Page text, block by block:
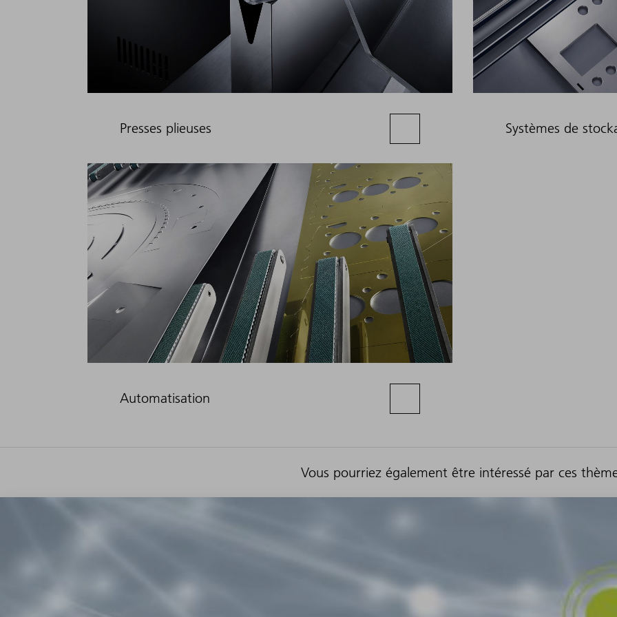
Presses plieuses Systèmes de
Automatisation
Vous pourriez également être intéressé par ces